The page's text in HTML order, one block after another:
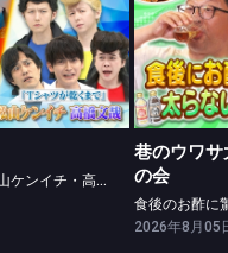
レッドカーペットinLAに密着★松山ケンイチ・高橋文哉ツッパリ勝負！
レッドカーペットinLAに密着★松山ケンイチ・高橋文哉ツッパリ勝負！
巷のウ
巷のウワ
の会
2026年8月05